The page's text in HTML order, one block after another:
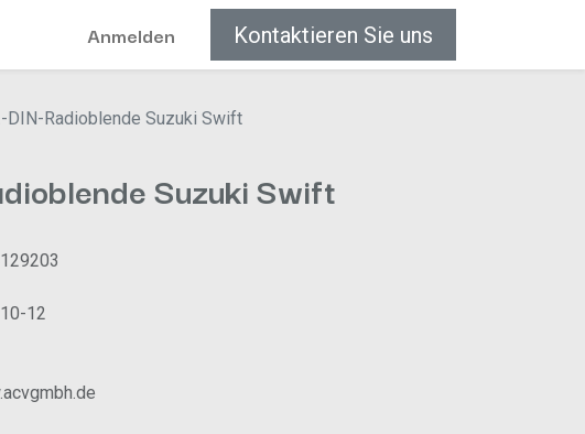
Anmelden Kontaktieren Sie uns
DIN-Radioblende Suzuki Swift
Suzuki Swift
12